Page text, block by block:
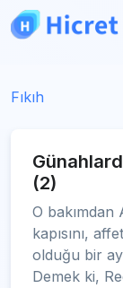
Fıkıh
(2)
O bakımdan
kapısını,
olduğu bir
Demek ki,